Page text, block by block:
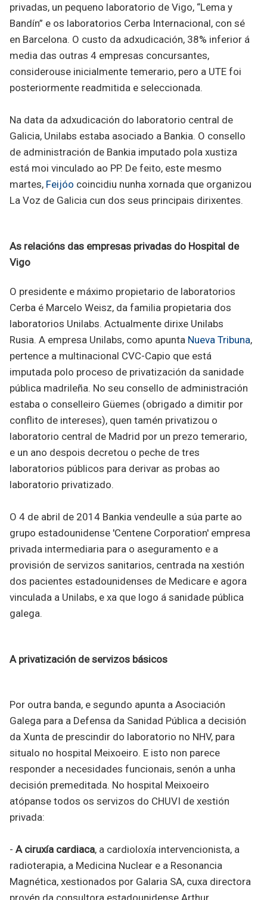
privadas, un pequeno laboratorio de Vigo, “Lema y
Bandín” e os laboratorios Cerba Internacional, con sé
en Barcelona. O custo da adxudicación, 38% inferior á
media das outras 4 empresas concursantes,
considerouse inicialmente temerario, pero a UTE foi
posteriormente readmitida e seleccionada.
Na data da adxudicación do laboratorio central de
Galicia, Unilabs estaba asociado a Bankia. O consello
de administración de Bankia imputado pola xustiza
está moi vinculado ao PP. De feito, este mesmo
martes, Feijóo coincidiu nunha xornada que organizou
La Voz de Galicia cun dos seus principais dirixentes.
As relacións das empresas privadas do Hospital de
Vigo
O presidente e máximo propietario de laboratorios
Cerba é Marcelo Weisz, da familia propietaria dos
laboratorios Unilabs. Actualmente dirixe Unilabs
Rusia. A empresa Unilabs, como apunta Nueva Tribuna,
pertence a multinacional CVC-Capio que está
imputada polo proceso de privatización da sanidade
pública madrileña. No seu consello de administración
estaba o conselleiro Güemes (obrigado a dimitir por
conflito de intereses), quen tamén privatizou o
laboratorio central de Madrid por un prezo temerario,
e un ano despois decretou o peche de tres
laboratorios públicos para derivar as probas ao
laboratorio privatizado.
O 4 de abril de 2014 Bankia vendeulle a súa parte ao
grupo estadounidense 'Centene Corporation' empresa
privada intermediaria para o aseguramento e a
provisión de servizos sanitarios, centrada na xestión
dos pacientes estadounidenses de Medicare e agora
vinculada a Unilabs, e xa que logo á sanidade pública
galega.
A privatización de servizos básicos
Por outra banda, e segundo apunta a Asociación
Galega para a Defensa da Sanidad Pública a decisión
da Xunta de prescindir do laboratorio no NHV, para
situalo no hospital Meixoeiro. E isto non parece
responder a necesidades funcionais, senón a unha
decisión premeditada. No hospital Meixoeiro
atópanse todos os servizos do CHUVI de xestión
privada:
- A ciruxía cardiaca, a cardioloxía intervencionista, a
radioterapia, a Medicina Nuclear e a Resonancia
Magnética, xestionados por Galaria SA, cuxa directora